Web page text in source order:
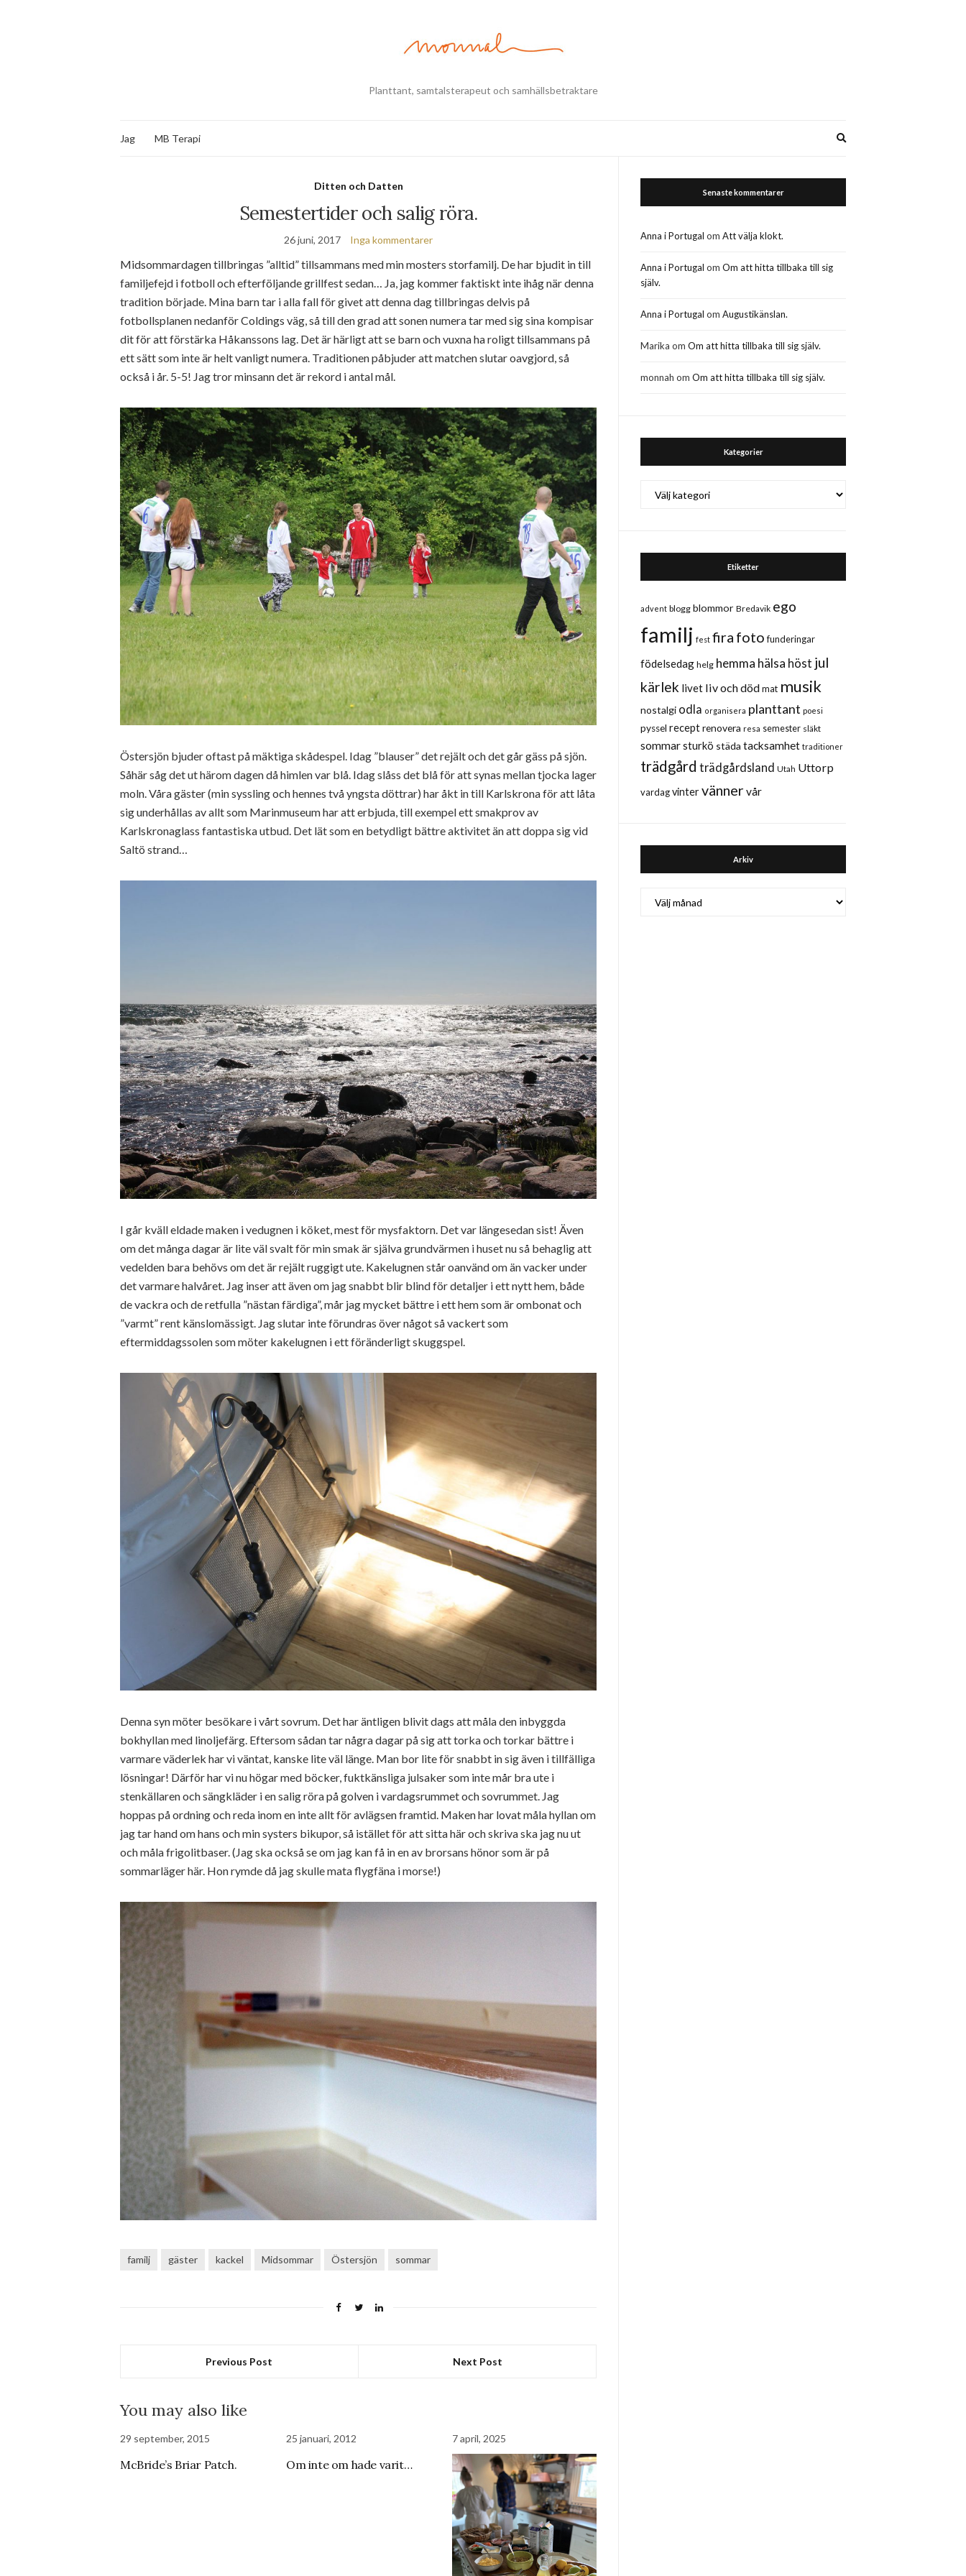
Planttant, samtalsterapeut och samhällsbetraktare
Jag MB Terapi
Ditten och Datten
Semestertider och salig röra.
26 juni, 2017 Inga kommentarer
Midsommardagen tillbringas ”alltid” tillsammans med min mosters storfamilj. De har bjudit in till
familjefejd i fotboll och efterföljande grillfest sedan… Ja, jag kommer faktiskt inte ihåg när denna
tradition började. Mina barn tar i alla fall för givet att denna dag tillbringas delvis på
fotbollsplanen nedanför Coldings väg, så till den grad att sonen numera tar med sig sina kompisar
dit för att förstärka Håkanssons lag. Det är härligt att se barn och vuxna ha roligt tillsammans på
ett sätt som inte är helt vanligt numera. Traditionen påbjuder att matchen slutar oavgjord, så
också i år. 5-5! Jag tror minsann det är rekord i antal mål.
Östersjön bjuder oftast på mäktiga skådespel. Idag ”blauser” det rejält och det går gäss på sjön.
Såhär såg det ut härom dagen då himlen var blå. Idag slåss det blå för att synas mellan tjocka lager
moln. Våra gäster (min syssling och hennes två yngsta döttrar) har åkt in till Karlskrona för att låta
sig underhållas av allt som Marinmuseum har att erbjuda, till exempel ett smakprov av
Karlskronaglass fantastiska utbud. Det lät som en betydligt bättre aktivitet än att doppa sig vid
Saltö strand…
I går kväll eldade maken i vedugnen i köket, mest för mysfaktorn. Det var längesedan sist! Även
om det många dagar är lite väl svalt för min smak är själva grundvärmen i huset nu så behaglig att
vedelden bara behövs om det är rejält ruggigt ute. Kakelugnen står oanvänd om än vacker under
det varmare halvåret. Jag inser att även om jag snabbt blir blind för detaljer i ett nytt hem, både
de vackra och de retfulla ”nästan färdiga”, mår jag mycket bättre i ett hem som är ombonat och
”varmt” rent känslomässigt. Jag slutar inte förundras över något så vackert som
eftermiddagssolen som möter kakelugnen i ett föränderligt skuggspel.
Denna syn möter besökare i vårt sovrum. Det har äntligen blivit dags att måla den inbyggda
bokhyllan med linoljefärg. Eftersom sådan tar några dagar på sig att torka och torkar bättre i
varmare väderlek har vi väntat, kanske lite väl länge. Man bor lite för snabbt in sig även i tillfälliga
lösningar! Därför har vi nu högar med böcker, fuktkänsliga julsaker som inte mår bra ute i
stenkällaren och sängkläder i en salig röra på golven i vardagsrummet och sovrummet. Jag
hoppas på ordning och reda inom en inte allt för avlägsen framtid. Maken har lovat måla hyllan om
jag tar hand om hans och min systers bikupor, så istället för att sitta här och skriva ska jag nu ut
och måla frigolitbaser. (Jag ska också se om jag kan få in en av brorsans hönor som är på
sommarläger här. Hon rymde då jag skulle mata flygfäna i morse!)
familj gäster kackel Midsommar Östersjön sommar
Previous Post Next Post
You may also like
29 september, 2015
McBride’s Briar Patch.
25 januari, 2012
Om inte om hade varit…
7 april, 2025
Senaste kommentarer
Anna i Portugal omAtt välja klokt.
Anna i Portugal omOm att hitta tillbaka till sig
själv.
Anna i Portugal omAugustikänslan.
Marika omOm att hitta tillbaka till sig själv.
monnah omOm att hitta tillbaka till sig själv.
Kategorier
Etiketter
advent blogg blommor Bredavik ego
familj fest fira foto funderingar
födelsedag helg hemma hälsa höst jul
kärlek livet liv och död mat musik
nostalgi odla organisera planttant poesi
pyssel receptrenovera resa semester släkt
sommarsturkö städa tacksamhet traditioner
trädgård trädgårdsland Utah Uttorp
vardag vintervänner vår
Arkiv